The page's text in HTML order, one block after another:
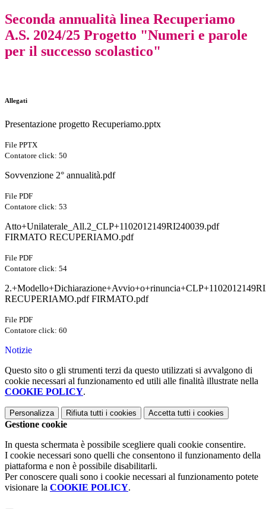
Seconda annualità linea Recuperiamo
A.S. 2024/25 Progetto "Numeri e parole
per il successo scolastico"
Allegati
Presentazione progetto Recuperiamo.pptx
File PPTX
Contatore click: 50
Sovvenzione 2° annualità.pdf
File PDF
Contatore click: 53
Atto+Unilaterale_All.2_CLP+1102012149RI240039.pdf
FIRMATO RECUPERIAMO.pdf
File PDF
Contatore click: 54
RECUPERIAMO.pdf FIRMATO.pdf
File PDF
Contatore click: 60
Notizie
Questo sito o gli strumenti terzi da questo utilizzati si avvalgono di
cookie necessari al funzionamento ed utili alle finalità illustrate nella
COOKIE POLICY.
Personalizza Rifiuta tutti i cookies Accetta tutti i cookies
Gestione cookie
In questa schermata è possibile scegliere quali cookie consentire.
I cookie necessari sono quelli che consentono il funzionamento della
piattaforma e non è possibile disabilitarli.
Per conoscere quali sono i cookie necessari al funzionamento potete
visionare la COOKIE POLICY.